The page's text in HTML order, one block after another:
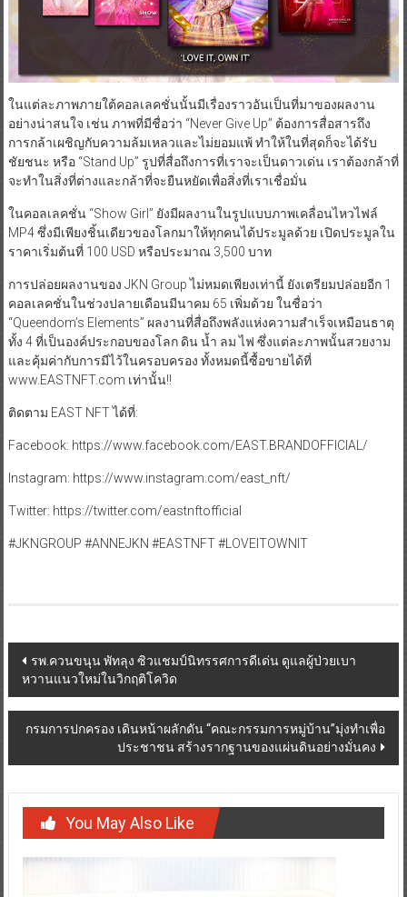
ในแต่ละภาพภายใต้คอลเลคชั่นนั้นมีเรื่องราวอันเป็นที่มาของผลงาน
อย่างน่าสนใจ เช่น ภาพที่มีชื่อว่า “Never Give Up” ต้องการสื่อสารถึง
การกล้าเผชิญกับความล้มเหลวและไม่ยอมแพ้ ทำให้ในที่สุดก็จะได้รับ
ชัยชนะ หรือ “Stand Up” รูปที่สื่อถึงการที่เราจะเป็นดาวเด่น เราต้องกล้าที่
จะทำในสิ่งที่ต่างและกล้าที่จะยืนหยัดเพื่อสิ่งที่เราเชื่อมั่น
ในคอลเลคชั่น “Show Girl” ยังมีผลงานในรูปแบบภาพเคลื่อนไหวไฟล์
MP4 ซึ่งมีเพียงชิ้นเดียวของโลกมาให้ทุกคนได้ประมูลด้วย เปิดประมูลใน
ราคาเริ่มต้นที่ 100 USD หรือประมาณ 3,500 บาท
การปล่อยผลงานของ JKN Group ไม่หมดเพียงเท่านี้ ยังเตรียมปล่อยอีก 1
คอลเลคชั่นในช่วงปลายเดือนมีนาคม 65 เพิ่มด้วย ในชื่อว่า
“Queendom’s Elements” ผลงานที่สื่อถึงพลังแห่งความสำเร็จเหมือนธาตุ
ทั้ง 4 ที่เป็นองค์ประกอบของโลก ดิน น้ำ ลม ไฟ ซึ่งแต่ละภาพนั้นสวยงาม
และคุ้มค่ากับการมีไว้ในครอบครอง ทั้งหมดนี้ซื้อขายได้ที่
www.EASTNFT.com เท่านั้น!!
ติดตาม EAST NFT ได้ที่:
Facebook: https://www.facebook.com/EAST.BRANDOFFICIAL/
Instagram: https://www.instagram.com/east_nft/
Twitter: https://twitter.com/eastnftofficial
#JKNGROUP #ANNEJKN #EASTNFT #LOVEITOWNIT
Post
navigation
รพ.ควนขนุน พัทลุง ซิวแชมป์นิทรรศการดีเด่น ดูแลผู้ป่วยเบา
หวานแนวใหม่ในวิกฤติโควิด
กรมการปกครอง เดินหน้าผลักดัน “คณะกรรมการหมู่บ้าน”มุ่งทำเพื่อ
ประชาชน สร้างรากฐานของแผ่นดินอย่างมั่นคง
You May Also Like